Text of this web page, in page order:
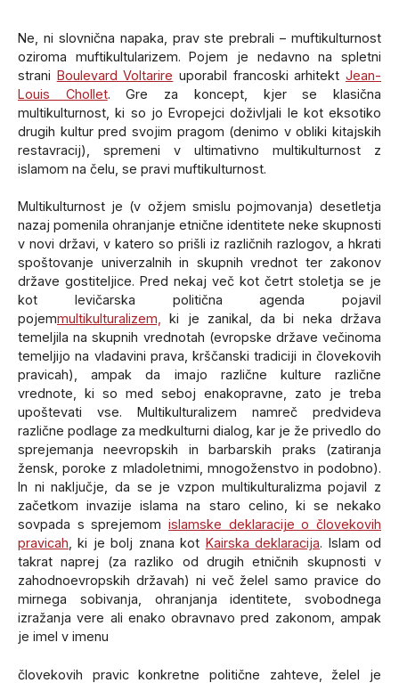
Ne, ni slovnična napaka, prav ste prebrali – muftikulturnost
oziroma muftikultularizem. Pojem je nedavno na spletni
strani Boulevard Voltarire uporabil francoski arhitektJean-
Louis Chollet. Gre za koncept, kjer se klasična
multikulturnost, ki so jo Evropejci doživljali le kot eksotiko
drugih kultur pred svojim pragom (denimo v obliki kitajskih
restavracij), spremeni v ultimativno multikulturnost z
islamom na čelu, se pravi muftikulturnost.
Multikulturnost je (v ožjem smislu pojmovanja) desetletja
nazaj pomenila ohranjanje etnične identitete neke skupnosti
v novi državi, v katero so prišli iz različnih razlogov, a hkrati
spoštovanje univerzalnih in skupnih vrednot ter zakonov
države gostiteljice. Pred nekaj več kot četrt stoletja se je
kot levičarska politična agenda pojavil
pojemmultikulturalizem,
ki je zanikal, da bi neka država
temeljila na skupnih vrednotah (evropske države večinoma
temeljijo na vladavini prava, krščanski tradiciji in človekovih
pravicah), ampak da imajo različne kulture različne
vrednote, ki so med seboj enakopravne, zato je treba
upoštevati vse. Multikulturalizem namreč predvideva
različne podlage za medkulturni dialog, kar je že privedlo do
sprejemanja neevropskih in barbarskih praks (zatiranja
žensk, poroke z mladoletnimi, mnogoženstvo in podobno).
In ni naključje, da se je vzpon multikulturalizma pojavil z
začetkom invazije islama na staro celino, ki se nekako
sovpada s sprejemom islamske deklaracije o človekovih
pravicah , ki je bolj znana kot Kairska deklaracija. Islam od
takrat naprej (za razliko od drugih etničnih skupnosti v
zahodnoevropskih državah) ni več želel samo pravice do
mirnega sobivanja, ohranjanja identitete, svobodnega
izražanja vere ali enako obravnavo pred zakonom, ampak
je imel v imenu
človekovih pravic konkretne politične zahteve, želel je